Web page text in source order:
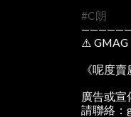
#C朗
⚠️
《呢度
廣告或宣
請聯絡：